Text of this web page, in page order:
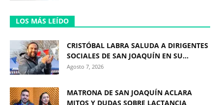
LOS MÁS LEÍDO
CRISTÓBAL LABRA SALUDA A DIRIGENTES
SOCIALES DE SAN JOAQUÍN EN SU...
Agosto 7, 2026
MATRONA DE SAN JOAQUÍN ACLARA
MITOS Y DUDAS SOBRE LACTANCIA